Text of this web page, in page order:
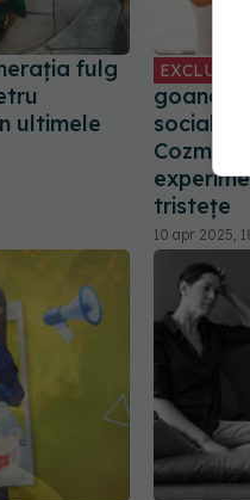
fulg
ultimele
EXCLUSIV
goana
social
Cozmin
tristețe
10 apr 2025,